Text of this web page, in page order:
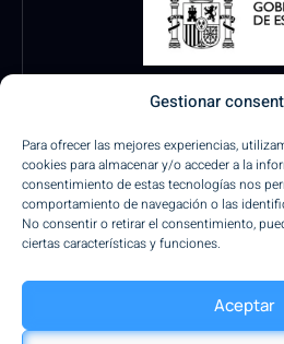
Gestionar
Para ofrecer las mejores experiencias,
cookies para almacenar y/o acceder a la
consentimiento de estas tecnologías nos
comportamiento de navegación o las
No consentir o retirar el consentimiento,
ciertas características y funciones.
Aceptar
Pagos